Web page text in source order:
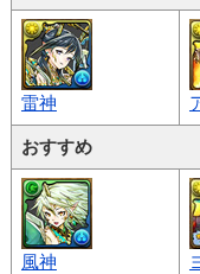
雷神
おすすめ
風神